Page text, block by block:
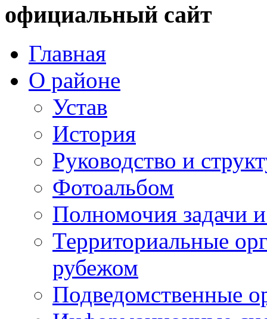
официальный сайт
Главная
О районе
Устав
История
Руководство и
Фотоальбом
Полномочия задачи
Территориальные
рубежом
Подведомственные